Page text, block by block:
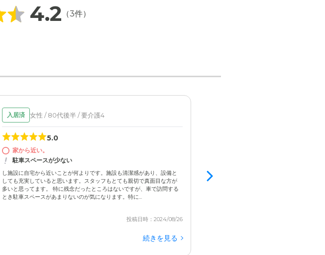
近隣には、コンビニやドラッグスト
4.2 （3件）
入居済 女性 / 80代後半 / 要介護4
5.0
家から近い。
駐車スペースが少ない
し施設に自宅から近いことが何よりです。施設も清潔感があり、設備と
しても充実していると思います。スタッフもとても親切で真面目な方が
多いと思ってます。 特に残念だったところはないですが、車で訪問する
とき駐車スペースがあまりないのが気になります。特に...
投稿日時：2024/08/26
続きを見る
予約したのに、食事時間だったので30分待たさ
目が良くないので、その場合どのような生活に